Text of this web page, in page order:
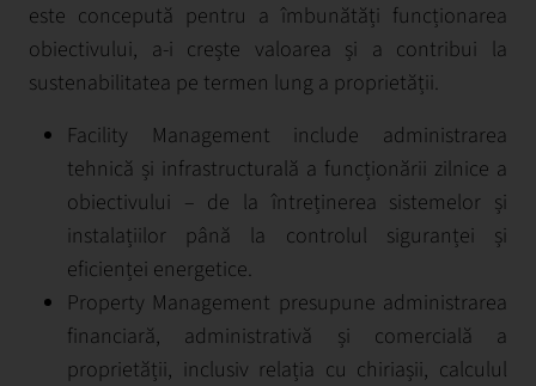
este concepută pentru a îmbunătăți funcționarea
obiectivului, a-i crește valoarea și a contribui la
sustenabilitatea pe termen lung a proprietății.
Facility Management include administrarea
tehnică și infrastructurală a funcționării zilnice a
obiectivului – de la întreținerea sistemelor și
instalațiilor până la controlul siguranței și
eficienței energetice.
Property Management presupune administrarea
financiară, administrativă și comercială a
proprietății, inclusiv relația cu chiriașii, calculul